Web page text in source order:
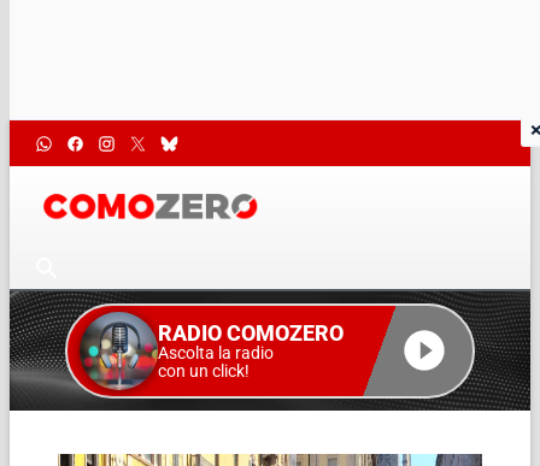
RADIO COMOZERO
Ascolta la radio
con un click!